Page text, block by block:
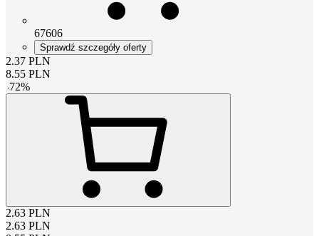
67606
Sprawdź szczegóły oferty
2.37 PLN
8.55 PLN
-72%
2.63 PLN
2.63 PLN